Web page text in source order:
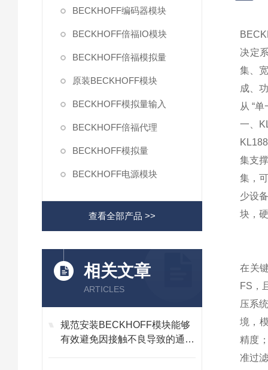
BECKHOFF编码器模块
BECKHOFF倍福IO模块
BECKHOFF倍福模拟量
原装BECKHOFF模块
BECKHOFF模拟量输入
BECKHOFF倍福代理
BECKHOFF模拟量
BECKHOFF电源模块
查看全部产品 >>
相关文章
ARTICLES
规范安装BECKHOFF模块能够
有效避免因接触不良导致的通讯
决定
集、
成、
从 “
一、
集支
集，
少设
块，
在关
FS，
压系
境，
精度
准过